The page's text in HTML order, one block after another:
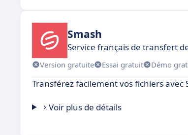
Smash
Service français de transfert
Version gratuite Essai gratuit Démo
Transférez facilement vos fichiers
Voir plus de détails